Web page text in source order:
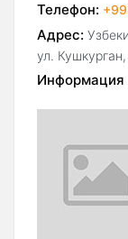
Телефон:
Адрес:
ул.
Информация